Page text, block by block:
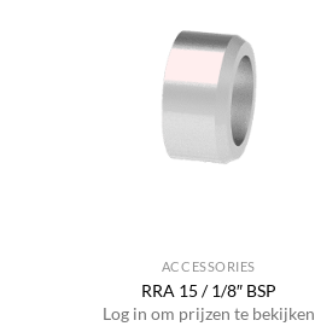
ACCESSORIES
RRA 15 / 1/8″ BSP
Log in om prijzen te bekijken